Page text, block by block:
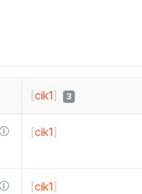
[cik1] 3
[cik1]
[cik1]